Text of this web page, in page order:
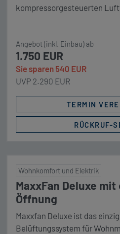
kompressorgesteuerten
Bodenfreiheit können über
Fahrersitz aus beeinflusst
Fahrerhausbedienteil. Unser
Luftfedersystem 8 Zoll 2-
Hinterachse inkl. […]
Angebot (inkl. Einbau) ab
1.750 EUR
Sie sparen 540 EUR
UVP 2.290 EUR
TERMIN
RÜCKRUF-
Wohnkomfort und Elektrik
MaxxFan Deluxe
Öffnung
Maxxfan Deluxe ist das
Belüftungssystem für